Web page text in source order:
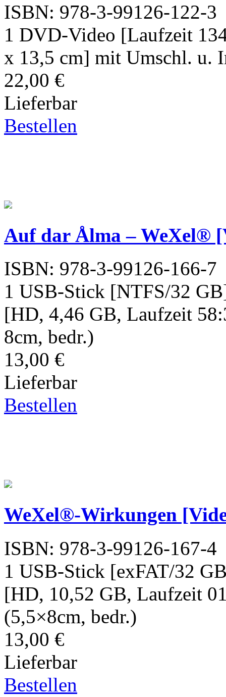
ISBN: 978-3-99126-122-3
1 DVD-Video [Laufzeit
x 13,5 cm] mit Umschl. u.
22,00 €
Lieferbar
Bestellen
Auf dar Ålma – WeXel®
ISBN: 978-3-99126-166-7
1 USB-Stick [NTFS/32
[HD, 4,46 GB, Laufzeit
8cm, bedr.)
13,00 €
Lieferbar
Bestellen
WeXel®-Wirkungen
ISBN: 978-3-99126-167-4
1 USB-Stick [exFAT/32
[HD, 10,52 GB, Laufzeit
(5,5×8cm, bedr.)
13,00 €
Lieferbar
Bestellen